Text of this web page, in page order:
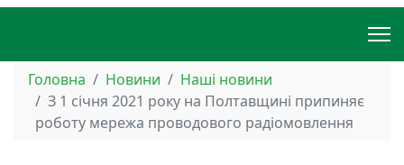
Головна Новини
Наші новини
З 1 січня 2021 року на Полтавщині припиняє
роботу мережа проводового радіомовлення